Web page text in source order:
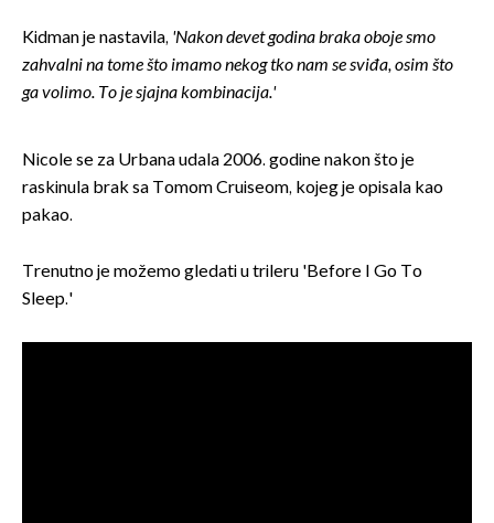
Kidman je nastavila, 'Nakon devet godina braka oboje smo
zahvalni na tome što imamo nekog tko nam se sviđa, osim što
ga volimo. To je sjajna kombinacija.'
Nicole se za Urbana udala 2006. godine nakon što je
raskinula brak sa Tomom Cruiseom, kojeg je opisala kao
pakao.
Trenutno je možemo gledati u trileru 'Before I Go To
Sleep.'